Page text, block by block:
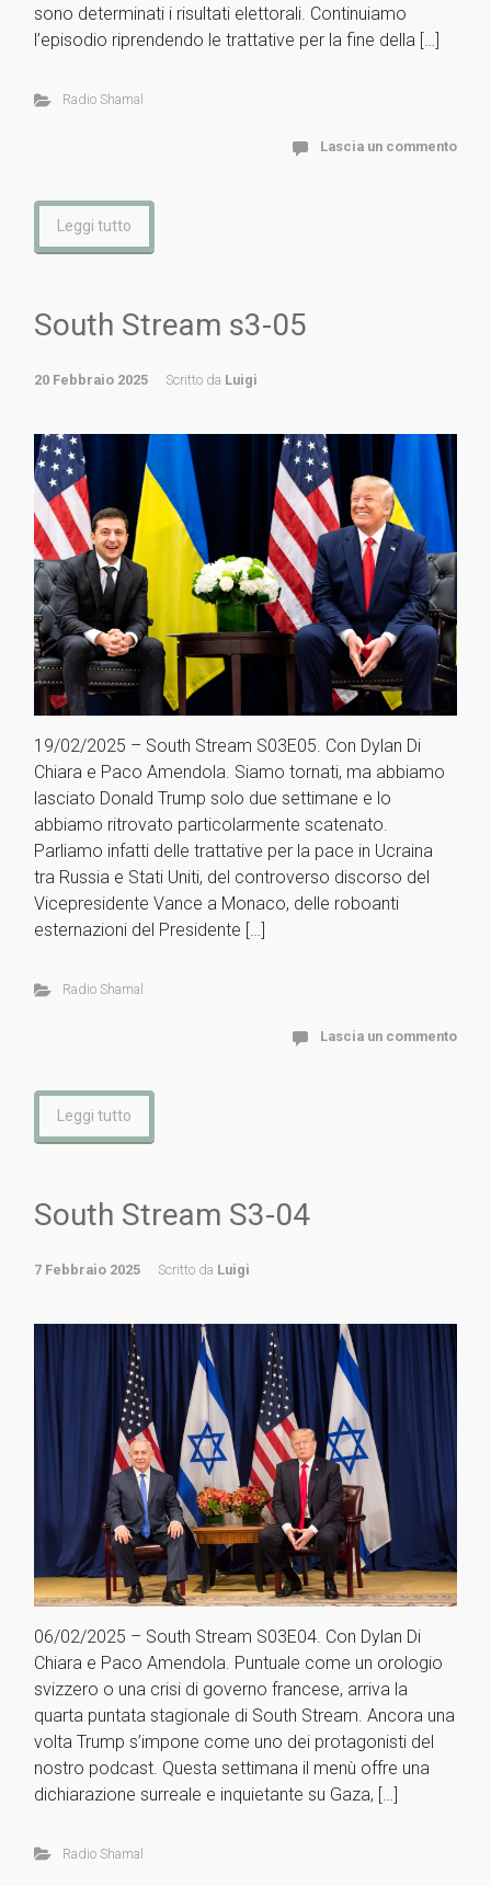
sono determinati i risultati elettorali. Continuiamo
l’episodio riprendendo le trattative per la fine della […]
Radio Shamal
Lascia un commento
Leggi tutto
South Stream s3-05
20 Febbraio 2025 Scritto da Luigi
19/02/2025 – South Stream S03E05. Con Dylan Di
Chiara e Paco Amendola. Siamo tornati, ma abbiamo
lasciato Donald Trump solo due settimane e lo
abbiamo ritrovato particolarmente scatenato.
Parliamo infatti delle trattative per la pace in Ucraina
tra Russia e Stati Uniti, del controverso discorso del
Vicepresidente Vance a Monaco, delle roboanti
esternazioni del Presidente […]
Radio Shamal
Lascia un commento
Leggi tutto
South Stream S3-04
7 Febbraio 2025 Scritto da Luigi
06/02/2025 – South Stream S03E04. Con Dylan Di
Chiara e Paco Amendola. Puntuale come un orologio
svizzero o una crisi di governo francese, arriva la
quarta puntata stagionale di South Stream. Ancora una
volta Trump s’impone come uno dei protagonisti del
nostro podcast. Questa settimana il menù offre una
dichiarazione surreale e inquietante su Gaza, […]
Radio Shamal